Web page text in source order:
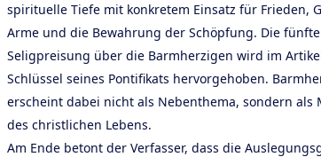
spirituelle Tiefe mit konkretem Einsatz für Frieden,
Arme und die Bewahrung der Schöpfung. Die fünfte
Seligpreisung über die Barmherzigen wird im
Schlüssel seines Pontifikats hervorgehoben.
erscheint dabei nicht als Nebenthema, sondern als
des christlichen Lebens.
Am Ende betont der Verfasser, dass die